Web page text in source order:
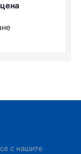
с нашите